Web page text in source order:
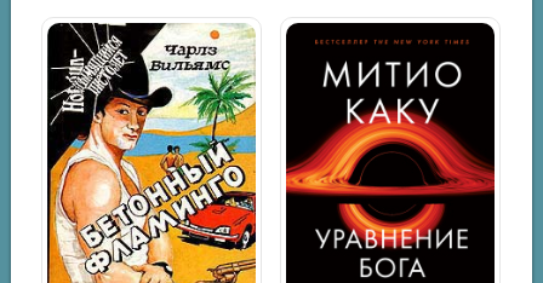
Wood-10
Wood-11
Wood-12
Wood-13
Wood-14
Wood-15
Wood-16